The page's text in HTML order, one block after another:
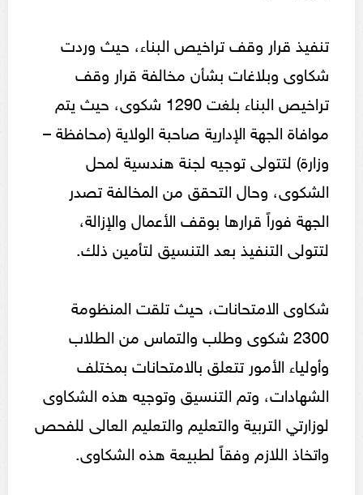
تنفيذ قرار وقف تراخيص البناء، حيث وردت
شكاوى وبلاغات بشأن مخالفة قرار وقف
تراخيص البناء بلغت 1290 شكوى، حيث يتم
موافاة الجهة الإدارية صاحبة الولاية (محافظة –
وزارة) لتتولى توجيه لجنة هندسية لمحل
الشكوى، وحال التحقق من المخالفة تصدر
الجهة فوراً قرارها بوقف الأعمال والإزالة،
لتتولى التنفيذ بعد التنسيق لتأمين ذلك.
شكاوى الامتحانات، حيث تلقت المنظومة
2300 شكوى وطلب والتماس من الطلاب
وأولياء الأمور تتعلق بالامتحانات بمختلف
الشهادات، وتم التنسيق وتوجيه هذه الشكاوى
لوزارتي التربية والتعليم والتعليم العالى للفحص
واتخاذ اللازم وفقاً لطبيعة هذه الشكاوى.